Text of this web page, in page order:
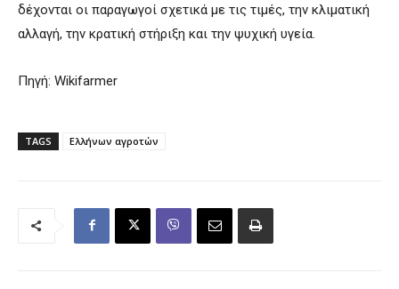
δέχονται οι παραγωγοί σχετικά με τις τιμές, την κλιματική
αλλαγή, την κρατική στήριξη και την ψυχική υγεία.
Πηγή: Wikifarmer
TAGS Ελλήνων αγροτών